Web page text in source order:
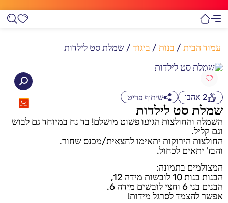
עמוד הבית/ בנות/ ביגוד/ שמלת סט לילדות
2 אהבו שיתוף פריט
שמלת סט לילדות
השמלה והחולצות הגיעו פשוט מושלם! בד נח במיוחד גם לבוש
וגם קליל.
החולצות הירוקות יתאימו לחצאית/מכנס שחור.
והבז' יתאים לכחול.
המצולמים בתמונה:
הבנות בנות 10 לובשות מידה 12,
הבנים בני 6 וחצי לובשים מידה 6.
אפשר להצמד לסרגל מידות!